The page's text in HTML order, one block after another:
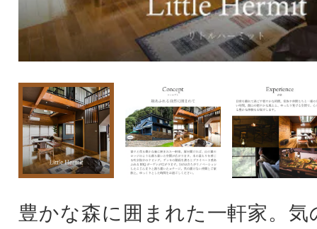
豊かな森に囲まれた一軒家。